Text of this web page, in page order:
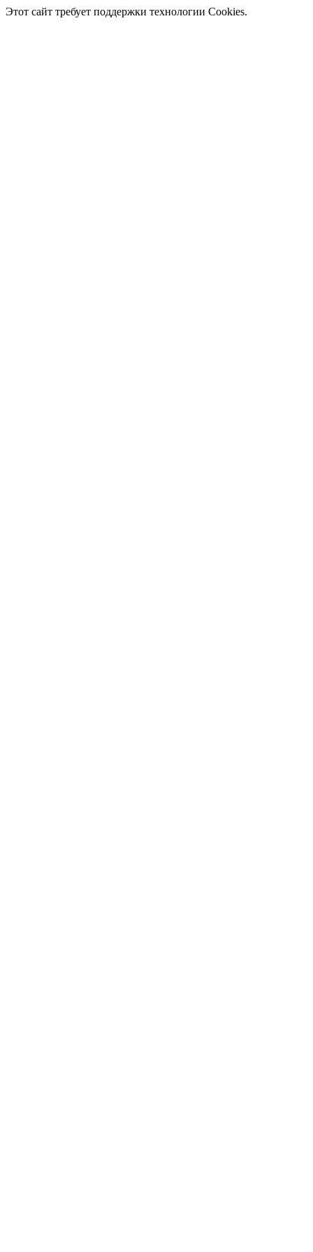
Этот сайт требует поддержки технологии Cookies.